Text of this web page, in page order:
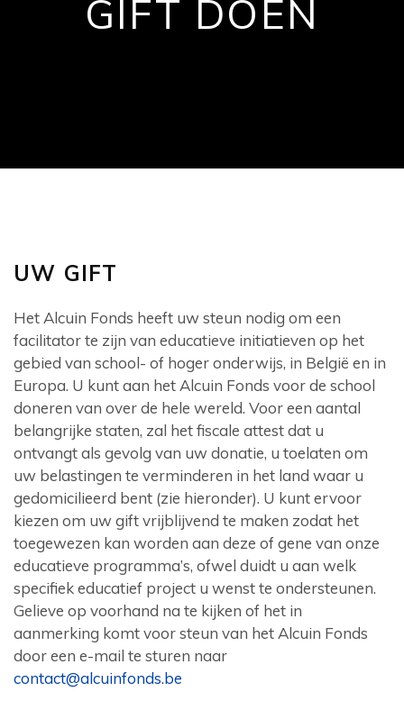
GIFT DOEN
UW GIFT
Het Alcuin Fonds heeft uw steun nodig om een
facilitator te zijn van educatieve initiatieven op het
gebied van school- of hoger onderwijs, in België en in
Europa. U kunt aan het Alcuin Fonds voor de school
doneren van over de hele wereld. Voor een aantal
belangrijke staten, zal het fiscale attest dat u
ontvangt als gevolg van uw donatie, u toelaten om
uw belastingen te verminderen in het land waar u
gedomicilieerd bent (zie hieronder). U kunt ervoor
kiezen om uw gift vrijblijvend te maken zodat het
toegewezen kan worden aan deze of gene van onze
educatieve programma’s, ofwel duidt u aan welk
specifiek educatief project u wenst te ondersteunen.
Gelieve op voorhand na te kijken of het in
aanmerking komt voor steun van het Alcuin Fonds
door een e-mail te sturen naar
contact@alcuinfonds.be